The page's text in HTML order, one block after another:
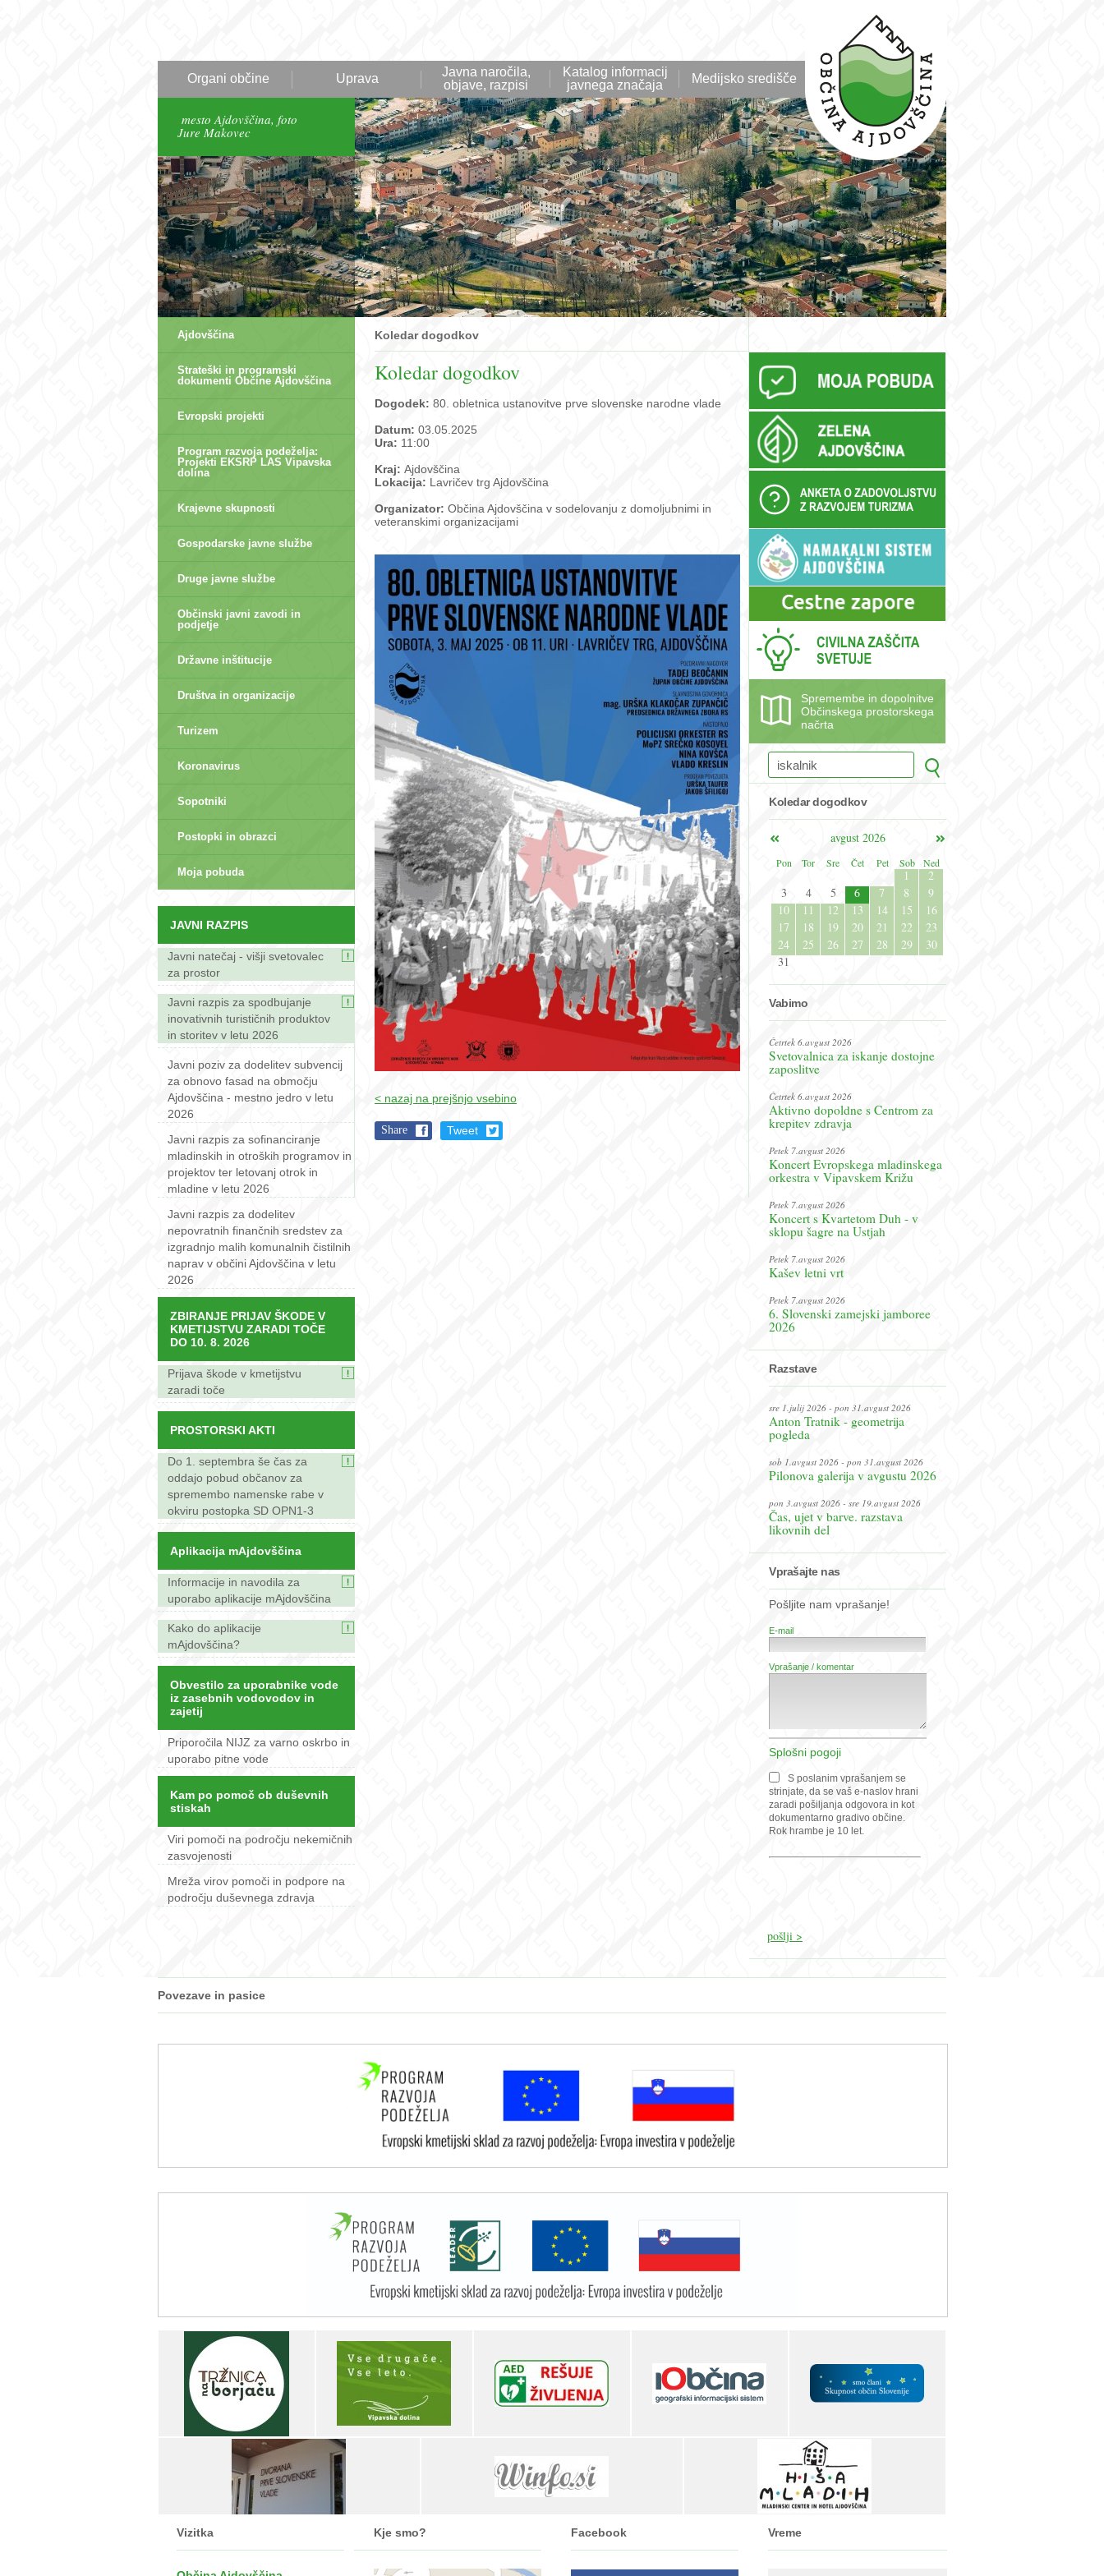
Organi občine Uprava
Javna naročila,
objave, razpisi
Katalog informacij
javnega značaja
Medijsko središče
mesto Ajdovščina, foto
Jure Makovec
Ajdovščina
Strateški in programski
dokumenti Občine Ajdovščina
Evropski projekti
Program razvoja podeželja:
Projekti EKSRP LAS Vipavska
dolina
Krajevne skupnosti
Gospodarske javne službe
Druge javne službe
Občinski javni zavodi in
podjetje
Državne inštitucije
Društva in organizacije
Turizem
Koronavirus
Sopotniki
Postopki in obrazci
Moja pobuda
JAVNI RAZPIS
Javni natečaj - višji svetovalec
za prostor
Javni razpis za spodbujanje
inovativnih turističnih produktov
in storitev v letu 2026
Javni poziv za dodelitev subvencij
za obnovo fasad na območju
Ajdovščina - mestno jedro v letu
2026
Javni razpis za sofinanciranje
mladinskih in otroških programov in
projektov ter letovanj otrok in
mladine v letu 2026
Javni razpis za dodelitev
nepovratnih finančnih sredstev za
izgradnjo malih komunalnih čistilnih
naprav v občini Ajdovščina v letu
2026
ZBIRANJE PRIJAV ŠKODE V
KMETIJSTVU ZARADI TOČE
DO 10. 8. 2026
Prijava škode v kmetijstvu
zaradi toče
PROSTORSKI AKTI
Do 1. septembra še čas za
oddajo pobud občanov za
spremembo namenske rabe v
okviru postopka SD OPN1-3
Aplikacija mAjdovščina
Informacije in navodila za
uporabo aplikacije mAjdovščina
Kako do aplikacije
mAjdovščina?
Obvestilo za uporabnike vode
iz zasebnih vodovodov in
zajetij
Priporočila NIJZ za varno oskrbo in
uporabo pitne vode
Kam po pomoč ob duševnih
stiskah
Viri pomoči na področju nekemičnih
zasvojenosti
Mreža virov pomoči in podpore na
področju duševnega zdravja
Koledar dogodkov
Koledar dogodkov
Dogodek: 80. obletnica ustanovitve prve slovenske narodne vlade
Datum: 03.05.2025
Ura: 11:00
Kraj: Ajdovščina
Lokacija: Lavričev trg Ajdovščina
Organizator: Občina Ajdovščina v sodelovanju z domoljubnimi in
veteranskimi organizacijami
< nazaj na prejšnjo vsebino
Share Tweet
Spremembe in dopolnitve
Občinskega prostorskega
načrta
Koledar dogodkov
avgust 2026
Pon
Tor Sre Čet Pet Sob Ned
1
2
3
4 5 6 7 8
9
10
11 12 13 14 15
16
17
18 19 20 21 22
23
24
25 26 27 28 29
30
31
Vabimo
Četrtek 6.avgust 2026
Svetovalnica za iskanje dostojne
zaposlitve
Četrtek 6.avgust 2026
Aktivno dopoldne s Centrom za
krepitev zdravja
Petek 7.avgust 2026
Koncert Evropskega mladinskega
orkestra v Vipavskem Križu
Petek 7.avgust 2026
Koncert s Kvartetom Duh - v
sklopu šagre na Ustjah
Petek 7.avgust 2026
Kašev letni vrt
Petek 7.avgust 2026
6. Slovenski zamejski jamboree
2026
Razstave
sre 1.julij 2026 - pon 31.avgust 2026
Anton Tratnik - geometrija
pogleda
sob 1.avgust 2026 - pon 31.avgust 2026
Pilonova galerija v avgustu 2026
pon 3.avgust 2026 - sre 19.avgust 2026
Čas, ujet v barve. razstava
likovnih del
Vprašajte nas
Pošljite nam vprašanje!
E-mail
Vprašanje / komentar
Splošni pogoji
S poslanim vprašanjem se
strinjate, da se vaš e-naslov hrani
zaradi pošiljanja odgovora in kot
dokumentarno gradivo občine.
Rok hrambe je 10 let.
Povezave in pasice
Vizitka Kje smo? Facebook Vreme